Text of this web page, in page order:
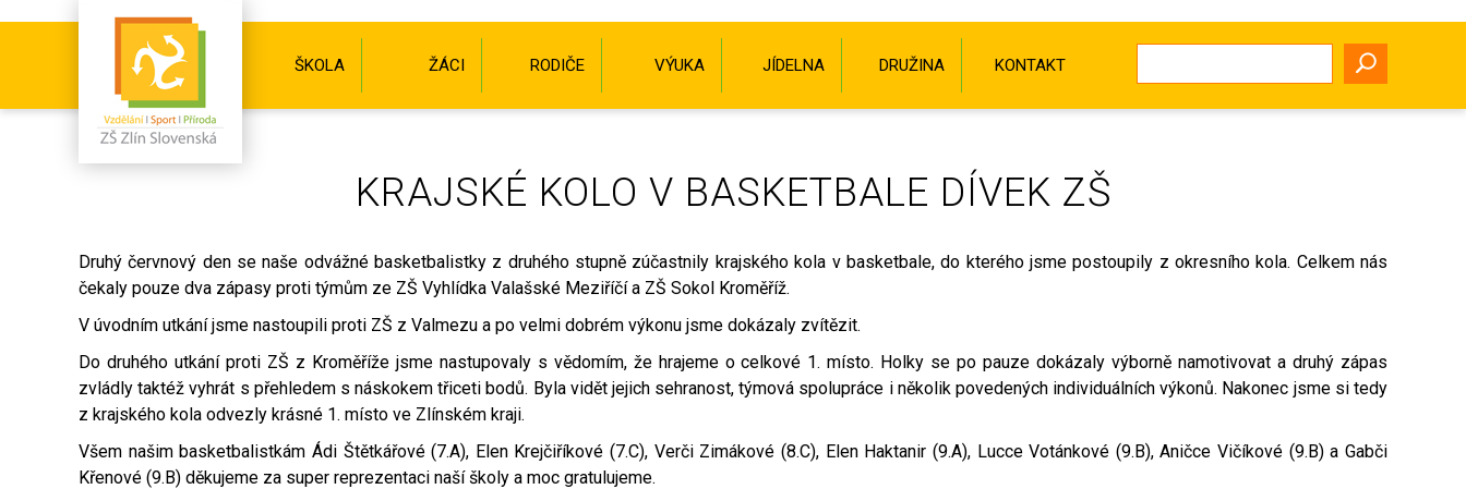
ŠKOLA ŽÁCI RODIČE VÝUKA JÍDELNA DRUŽINA KONTAKT
KRAJSKÉ KOLO V BASKETBALE DÍVEK ZŠ
Druhý červnový den se naše odvážné basketbalistky z druhého stupně zúčastnily krajského kola v basketbale, do kterého jsme postoupily z okresního kola. Celkem nás
čekaly pouze dva zápasy proti týmům ze ZŠ Vyhlídka Valašské Meziříčí a ZŠ Sokol Kroměříž.
V úvodním utkání jsme nastoupili proti ZŠ z Valmezu a po velmi dobrém výkonu jsme dokázaly zvítězit.
Do druhého utkání proti ZŠ z Kroměříže jsme nastupovaly s vědomím, že hrajeme o celkové 1. místo. Holky se po pauze dokázaly výborně namotivovat a druhý zápas
zvládly taktéž vyhrát s přehledem s náskokem třiceti bodů. Byla vidět jejich sehranost, týmová spolupráce i několik povedených individuálních výkonů. Nakonec jsme si tedy
z krajského kola odvezly krásné 1. místo ve Zlínském kraji.
Všem našim basketbalistkám Ádi Štětkářové (7.A), Elen Krejčiříkové (7.C), Verči Zimákové (8.C), Elen Haktanir (9.A), Lucce Votánkové (9.B), Aničce Vičíkové (9.B) a Gabči
Křenové (9.B) děkujeme za super reprezentaci naší školy a moc gratulujeme.